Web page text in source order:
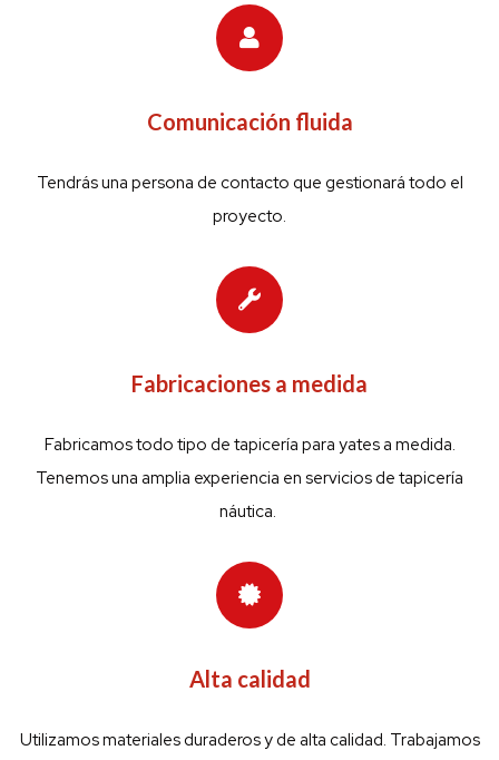
Comunicación fluida
Tendrás una persona de contacto que gestionará todo el
proyecto.
Fabricaciones a medida
Fabricamos todo tipo de tapicería para yates a medida.
Tenemos una amplia experiencia en servicios de tapicería
náutica.
Alta calidad
Utilizamos materiales duraderos y de alta calidad. Trabajamos